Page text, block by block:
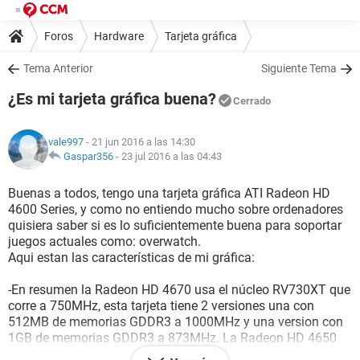
Foros Hardware Tarjeta gráfica
Tema Anterior Siguiente Tema
¿Es mi tarjeta gráfica buena? Cerrado
vale997 - 21 jun 2016 a las 14:30
Gaspar356 - 23 jul 2016 a las 04:43
Buenas a todos, tengo una tarjeta gráfica ATI Radeon HD
4600 Series, y como no entiendo mucho sobre ordenadores
quisiera saber si es lo suficientemente buena para soportar
juegos actuales como: overwatch.
Aqui estan las características de mi gráfica:
-En resumen la Radeon HD 4670 usa el núcleo RV730XT que
corre a 750MHz, esta tarjeta tiene 2 versiones una con
512MB de memorias GDDR3 a 1000MHz y una version con
1GB de memorias GDDR3 a 873MHz. La Radeon HD 4650
usa el núcleo RV730Pro que corre a 600MHz, esta tarjeta